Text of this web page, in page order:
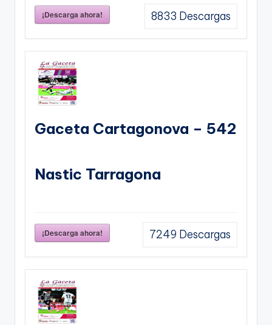
¡Descarga ahora! 8833 Descargas
Gaceta Cartagonova – 542
Nastic Tarragona
¡Descarga ahora! 7249 Descargas